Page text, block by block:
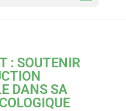
: SOUTENIR
DANS SA